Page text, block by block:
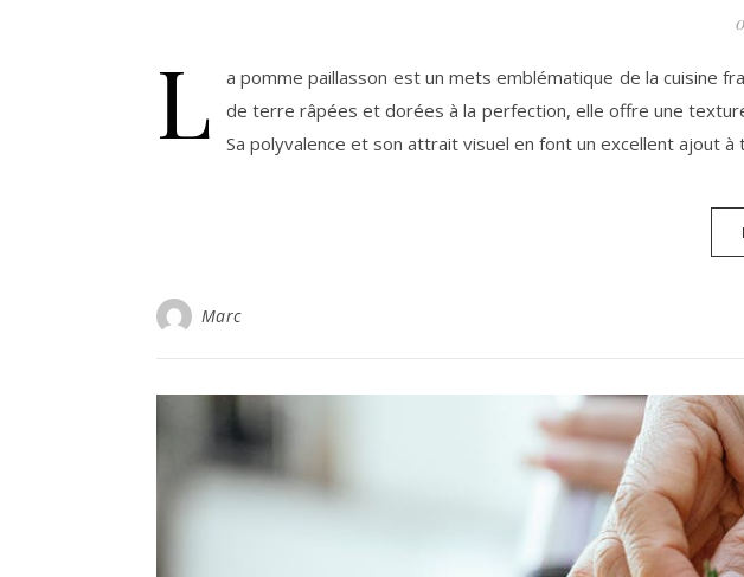
L
a pomme paillasson est un mets emblématique de la cuisine
de terre râpées et dorées à la perfection, elle offre une
Sa polyvalence et son attrait visuel en font un excellent ajout à
Marc